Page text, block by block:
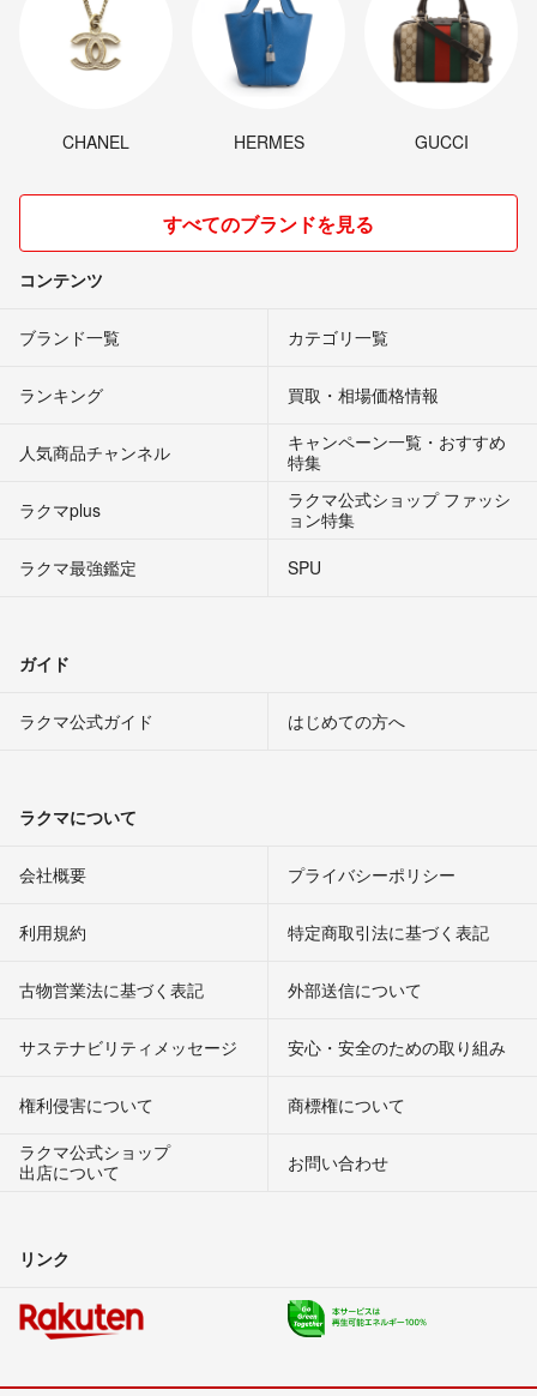
CHANEL HERMES GUCCI
すべてのブランドを見る
コンテンツ
ブランド一覧 カテゴリ一覧
ランキング 買取・相場価格情報
人気商品チャンネル
キャンペーン一覧・おすすめ
特集
ラクマplus
ラクマ公式ショップ ファッシ
ョン特集
ラクマ最強鑑定
SPU
ガイド
ラクマ公式ガイド はじめての方へ
ラクマについて
会社概要 プライバシーポリシー
利用規約 特定商取引法に基づく表記
古物営業法に基づく表記 外部送信について
サステナビリティメッセージ 安心・安全のための取り組み
権利侵害について
商標権について
ラクマ公式ショップ
出店について
お問い合わせ
リンク